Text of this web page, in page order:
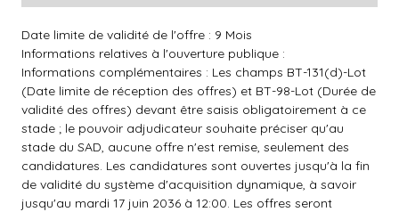
Date limite de validité de l'offre : 9 Mois
Informations relatives à l'ouverture publique :
Informations complémentaires : Les champs BT-131(d)-Lot
(Date limite de réception des offres) et BT-98-Lot (Durée de
validité des offres) devant être saisis obligatoirement à ce
stade ; le pouvoir adjudicateur souhaite préciser qu'au
stade du SAD, aucune offre n'est remise, seulement des
candidatures. Les candidatures sont ouvertes jusqu'à la fin
de validité du système d'acquisition dynamique, à savoir
jusqu'au mardi 17 juin 2036 à 12:00. Les offres seront